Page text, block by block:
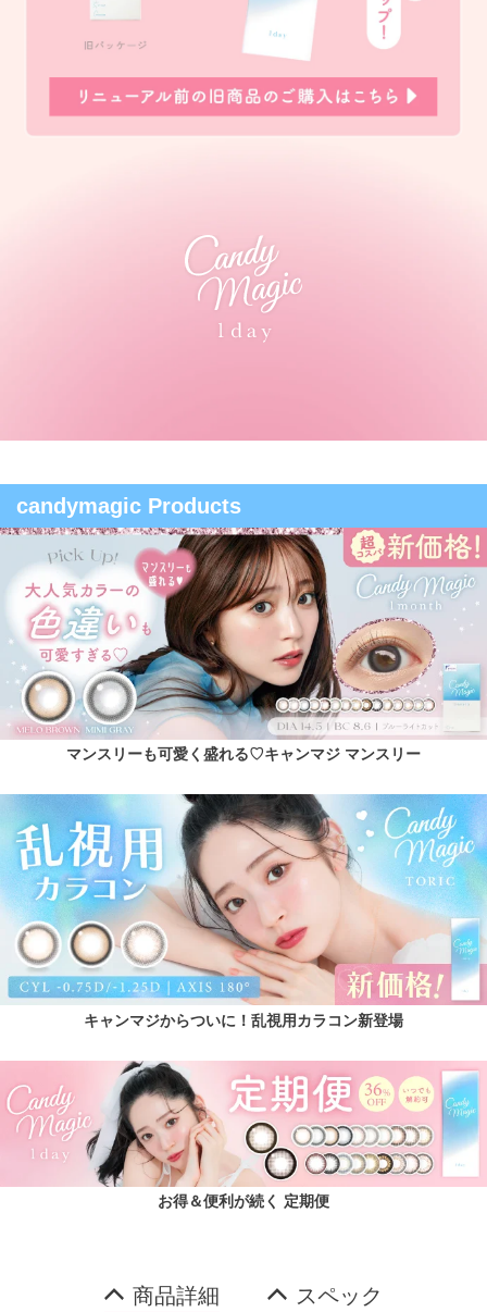
candymagic Products
マンスリーも可愛く盛れる♡キャンマジ マンスリー
キャンマジからついに！乱視用カラコン新登場
お得＆便利が続く 定期便
商品詳細 スペック